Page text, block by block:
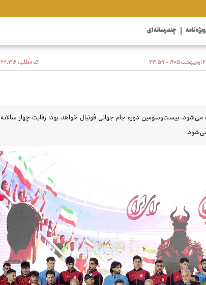
ویژه نامه چندرسانه ای
- ۲۳:۵۹ کد مطلب:۲۲٬۳۱۶
۲۰۲۶ که با نام «جام جهانی ۲۶» شناخته می‌شود، بیست‌وسومین دوره جام جهانی فوتبال خواهد بود؛ رقابت چهار سالانه
می‌شود.